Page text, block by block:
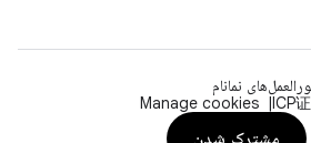
نمانام
ICP
Manage cookies
مشترک شدن